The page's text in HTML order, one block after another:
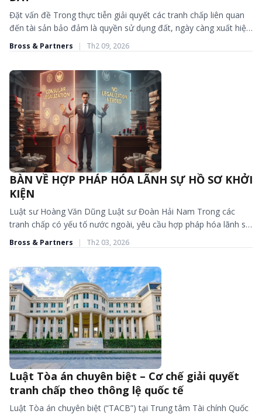
Đặt vấn đề Trong thực tiễn giải quyết các tranh chấp liên quan
đến tài sản bảo đảm là quyền sử dụng đất, ngày càng xuất hiện
Bross & Partners | Th2 09, 2026
BÀI VIẾT - TIN TỨC
BÀN VỀ HỢP PHÁP HÓA LÃNH SỰ HỒ SƠ KHỞI
KIỆN
Luật sư Hoàng Văn Dũng Luật sư Đoàn Hải Nam Trong các
tranh chấp có yếu tố nước ngoài, yêu cầu hợp pháp hóa lãnh sự
Bross & Partners | Th2 03, 2026
BÀI VIẾT - TIN TỨC
Luật Tòa án chuyên biệt – Cơ chế giải quyết
tranh chấp theo thông lệ quốc tế
Luật Tòa án chuyên biệt (“TACB”) tại Trung tâm Tài chính Quốc